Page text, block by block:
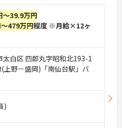
～39.9万円
479万円程度 ※月給×12ヶ
太白区 四郎丸字昭和北193-1
(上野－盛岡)「南仙台駅」バ
)